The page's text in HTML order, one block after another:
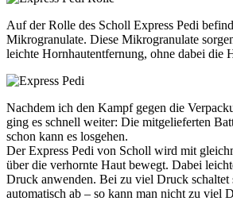
Auf der Rolle des Scholl Express Pedi
Mikrogranulate. Diese Mikrogranulate
leichte Hornhautentfernung, ohne dabei die
Nachdem ich den Kampf gegen die
ging es schnell weiter: Die mitgelieferten
schon kann es losgehen.
Der Express Pedi von Scholl wird mit
über die verhornte Haut bewegt. Dabei
Druck anwenden. Bei zu viel Druck schaltet
automatisch ab – so kann man nicht zu viel